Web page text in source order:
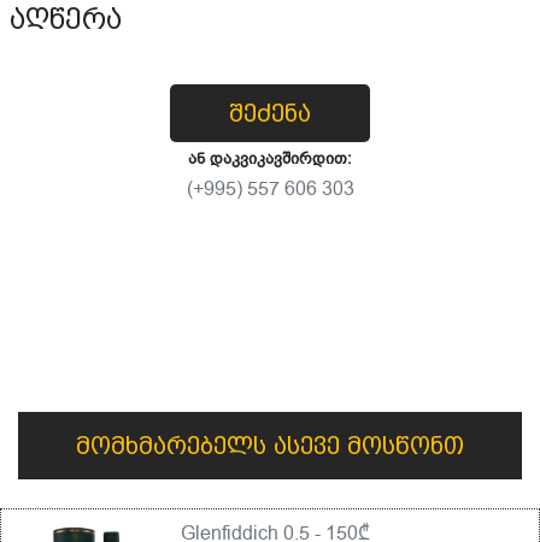
აღწერა
შეძენა
ან დაკვიკავშირდით:
(+995) 557 606 303
მომხმარებელს ასევე მოსწონთ
Glenfiddich 0.5 - 150₾